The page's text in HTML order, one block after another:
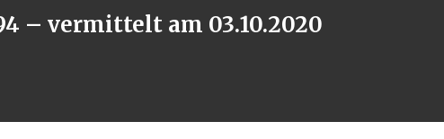
– vermittelt am 03.10.2020